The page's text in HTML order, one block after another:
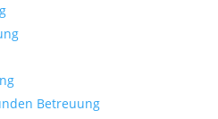
Betreuung